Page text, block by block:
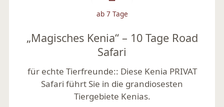
ab 7 Tage
„Magisches Kenia“ – 10 Tage Road
Safari
für echte Tierfreunde:: Diese Kenia PRIVAT
Safari führt Sie in die grandiosesten
Tiergebiete Kenias.